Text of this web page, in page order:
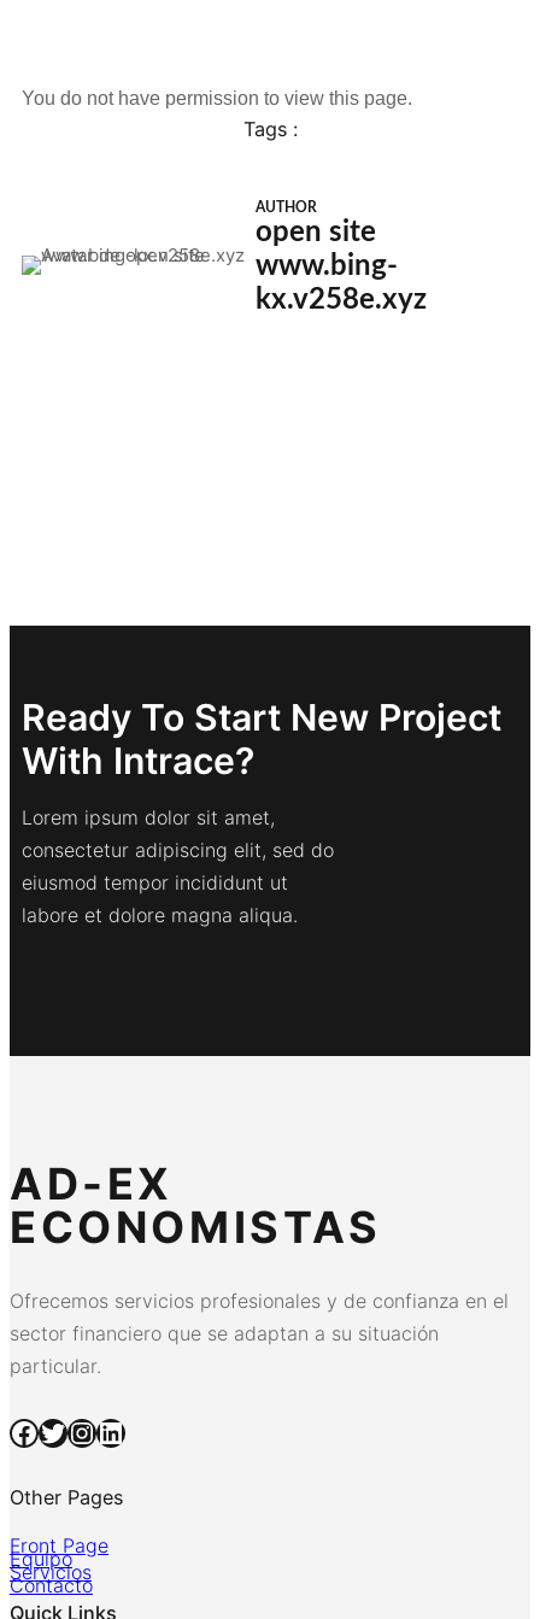
You do not have permission to view this page.
Tags :
AUTHOR
open site
www.bing-
kx.v258e.xyz
Ready To Start New Project
With Intrace?
Lorem ipsum dolor sit amet,
consectetur adipiscing elit, sed do
eiusmod tempor incididunt ut
labore et dolore magna aliqua.
AD-EX
ECONOMISTAS
Ofrecemos servicios profesionales y de confianza en el
sector financiero que se adaptan a su situación
particular.
Facebook Twitter InstagramLinkedIn
Other Pages
Front Page
Equipo
Servicios
Contacto
Quick Links